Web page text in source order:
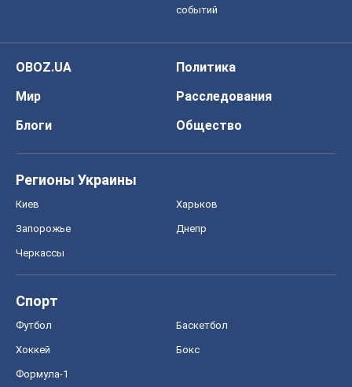
событий
OBOZ.UA
Политика
Мир
Расследования
Блоги
Общество
Регионы Украины
Киев Харьков
Запорожье Днепр
Черкассы
Спорт
Футбол Баскетбол
Хоккей Бокс
Формула-1